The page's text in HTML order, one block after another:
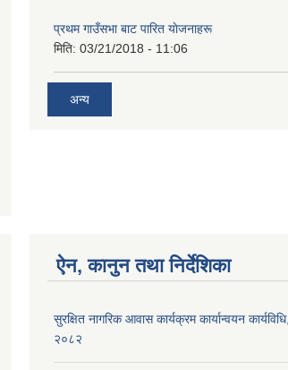
प्रथम गाउँसभा बाट पारित याेजनाहरू
मिति: 03/21/2018 - 11:06
अन्य
ऐन, कानुन तथा निर्देशिका
सुरक्षित नागरिक आवास कार्यक्रम कार्यान्वयन कार्यविधि,
२०८२